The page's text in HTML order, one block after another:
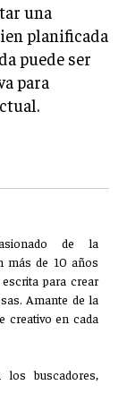
una
planificada
puede ser
para
de la
más de 10 años
para crear
Amante de la
creativo en cada
buscadores,